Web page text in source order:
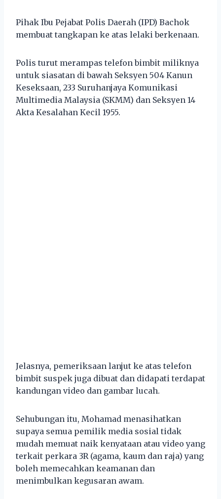
Pihak Ibu Pejabat Polis Daerah (IPD) Bachok
membuat tangkapan ke atas lelaki berkenaan.
Polis turut merampas telefon bimbit miliknya
untuk siasatan di bawah Seksyen 504 Kanun
Keseksaan, 233 Suruhanjaya Komunikasi
Multimedia Malaysia (SKMM) dan Seksyen 14
Akta Kesalahan Kecil 1955.
Jelasnya, pemeriksaan lanjut ke atas telefon
bimbit suspek juga dibuat dan didapati terdapat
kandungan video dan gambar lucah.
Sehubungan itu, Mohamad menasihatkan
supaya semua pemilik media sosial tidak
mudah memuat naik kenyataan atau video yang
terkait perkara 3R (agama, kaum dan raja) yang
boleh memecahkan keamanan dan
menimbulkan kegusaran awam.